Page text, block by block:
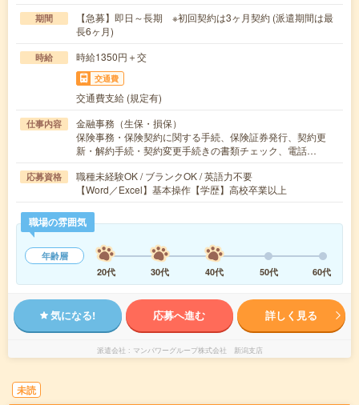
期間
【急募】即日～長期 ※初回契約は3ヶ月契約 (派遣期間は最
長6ヶ月)
時給 時給1350円＋交
交通費
交通費支給 (規定有)
仕事内容
金融事務（生保・損保）
保険事務・保険契約に関する手続、保険証券発行、契約更
新・解約手続・契約変更手続きの書類チェック、電話…
応募資格
職種未経験OK / ブランクOK / 英語力不要
【Word／Excel】基本操作【学歴】高校卒業以上
職場の雰囲気
年齢層
20代
30代 40代 50代 60代
気になる! 応募へ進む 詳しく見る
派遣会社 マンパワーグループ株式会社 新潟支店
未読